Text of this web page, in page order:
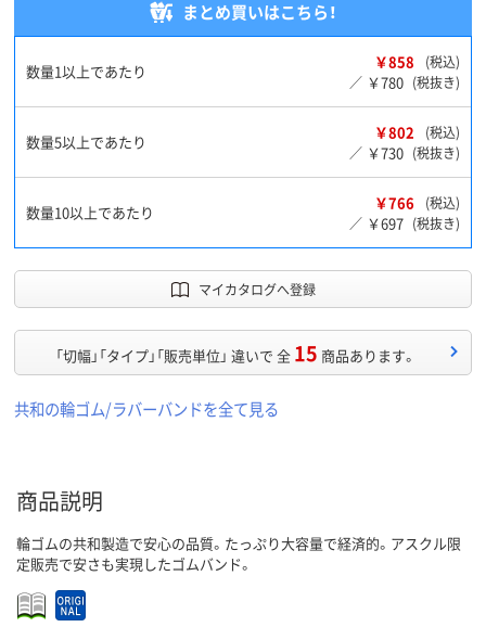
まとめ買いはこちら！
数量1以上であたり ￥858
(税込)
／ ￥780 (税抜き)
数量5以上であたり ￥802
(税込)
／ ￥730 (税抜き)
数量10以上であたり ￥766
(税込)
／ ￥697 (税抜き)
マイカタログへ登録
「切幅」「タイプ」「販売単位」 違いで 全 15 商品あります。
共和の輪ゴム/ラバーバンドを全て見る
商品説明
輪ゴムの共和製造で安心の品質。たっぷり大容量で経済的。アスクル限
定販売で安さも実現したゴムバンド。